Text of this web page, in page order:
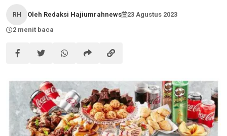
RH Oleh Redaksi Hajiumrahnews
23 Agustus 2023
2 menit baca